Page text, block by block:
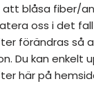
blåsa fiber/
oss i det
förändras så
Du kan enkelt
här på